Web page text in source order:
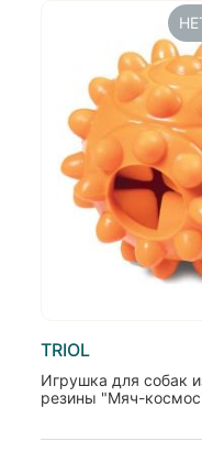
TRIOL
Игрушка для собак
резины "Мяч-